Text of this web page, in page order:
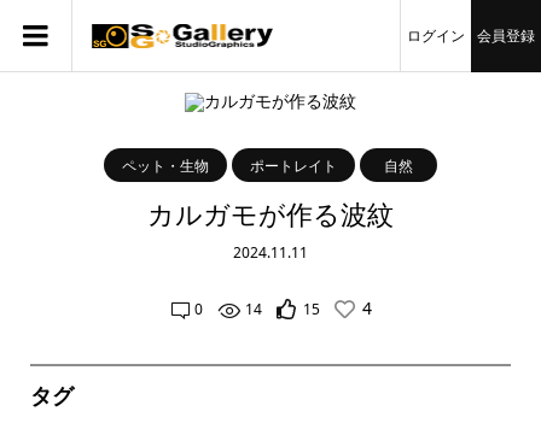
ログイン 会員登録
ペット・生物 ポートレイト 自然
カルガモが作る波紋
2024.11.11
0 14 15 4
タグ